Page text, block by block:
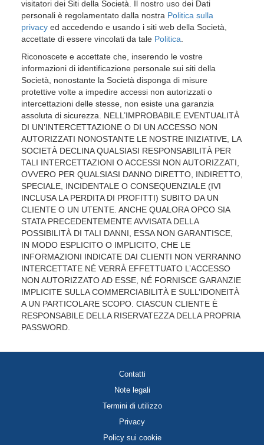
visitatori dei Siti della Società. Il nostro uso dei Dati
personali è regolamentato dalla nostra Politica sulla
privacyed accedendo e usando i siti web della Società,
accettate di essere vincolati da tale Politica
Riconoscete e accettate che, inserendo le vostre
informazioni di identificazione personale sui siti della
Società, nonostante la Società disponga di misure
protettive volte a impedire accessi non autorizzati o
intercettazioni delle stesse, non esiste una garanzia
assoluta di sicurezza. NELL’IMPROBABILE EVENTUALITÀ
DI UN’INTERCETTAZIONE O DI UN ACCESSO NON
AUTORIZZATI NONOSTANTE LE NOSTRE INIZIATIVE, LA
SOCIETÀ DECLINA QUALSIASI RESPONSABILITÀ PER
TALI INTERCETTAZIONI O ACCESSI NON AUTORIZZATI,
OVVERO PER QUALSIASI DANNO DIRETTO, INDIRETTO,
SPECIALE, INCIDENTALE O CONSEQUENZIALE (IVI
INCLUSA LA PERDITA DI PROFITTI) SUBITO DA UN
CLIENTE O UN UTENTE. ANCHE QUALORA OPCO SIA
STATA PRECEDENTEMENTE AVVISATA DELLA
POSSIBILITÀ DI TALI DANNI, ESSA NON GARANTISCE,
IN MODO ESPLICITO O IMPLICITO, CHE LE
INFORMAZIONI INDICATE DAI CLIENTI NON VERRANNO
INTERCETTATE NÉ VERRÀ EFFETTUATO L’ACCESSO
NON AUTORIZZATO AD ESSE, NÉ FORNISCE GARANZIE
IMPLICITE SULLA COMMERCIABILITÀ E SULL’IDONEITÀ
A UN PARTICOLARE SCOPO. CIASCUN CLIENTE È
RESPONSABILE DELLA RISERVATEZZA DELLA PROPRIA
PASSWORD.
Contatti
Note legali
Termini di utilizzo
Privacy
Policy sui cookie